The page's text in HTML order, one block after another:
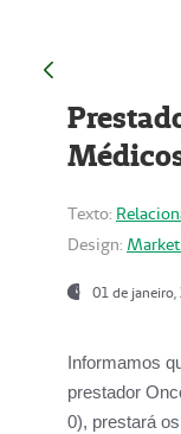
Texto:
Design:
01 de janeiro,
Informamos
prestador
0), prestará